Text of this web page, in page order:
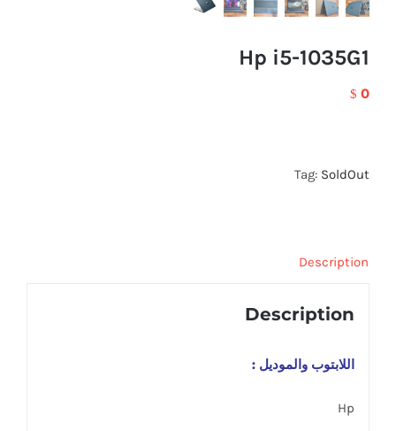
Hp i5-1035G1
$ 0
Tag: SoldOut
Description
Description
اللابتوب والموديل :
Hp